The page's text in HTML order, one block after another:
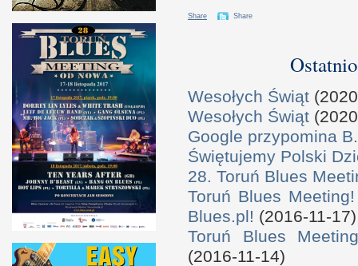
Share Share
Wesołych Świąt
Wesołych Świąt
Google przypomina
Świętujemy Polski
28. Toruń Blues
Toruń Blues
Blues.pl! (2016-11-17)
Toruń Blues
(2016-11-14)